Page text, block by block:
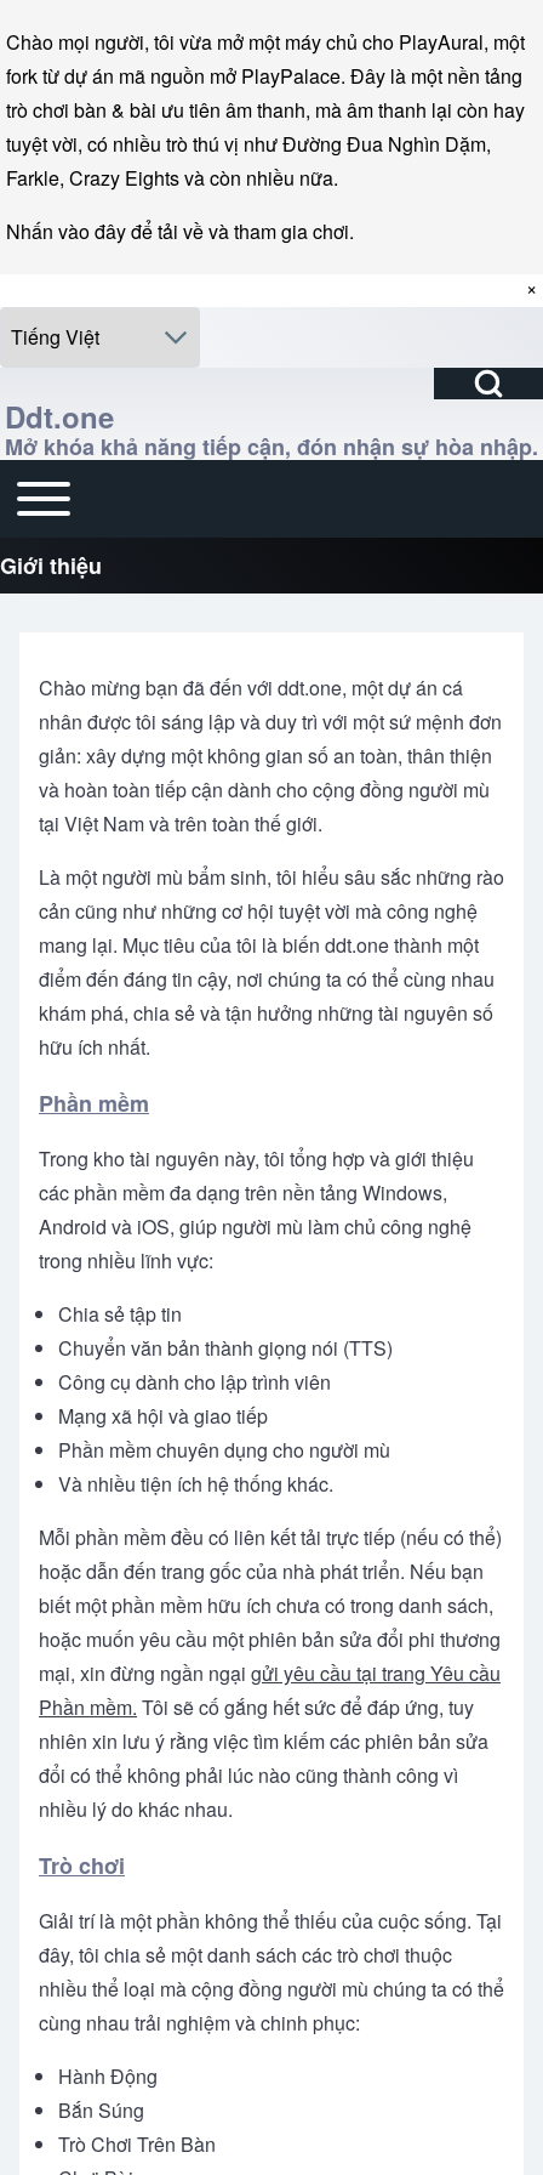
Chào mọi người, tôi vừa mở một máy chủ cho PlayAural, một
fork từ dự án mã nguồn mở PlayPalace. Đây là một nền tảng
trò chơi bàn & bài ưu tiên âm thanh, mà âm thanh lại còn hay
tuyệt vời, có nhiều trò thú vị như Đường Đua Nghìn Dặm,
Farkle, Crazy Eights và còn nhiều nữa.
Nhấn vào đây để tải về và tham gia chơi.
×
Select your language
Đóng tìm kiếm
Mở Khối Tìm
Ddt.one
Mở khóa khả năng tiếp cận, đón nhận sự hòa nhập.
Điều hướng chính
Đóng hoặc mở trình đơn chính
Giới thiệu
Chào mừng bạn đã đến với ddt.one, một dự án cá
nhân được tôi sáng lập và duy trì với một sứ mệnh đơn
giản: xây dựng một không gian số an toàn, thân thiện
và hoàn toàn tiếp cận dành cho cộng đồng người mù
tại Việt Nam và trên toàn thế giới.
Là một người mù bẩm sinh, tôi hiểu sâu sắc những rào
cản cũng như những cơ hội tuyệt vời mà công nghệ
mang lại. Mục tiêu của tôi là biến ddt.one thành một
điểm đến đáng tin cậy, nơi chúng ta có thể cùng nhau
khám phá, chia sẻ và tận hưởng những tài nguyên số
hữu ích nhất.
Phần mềm
Trong kho tài nguyên này, tôi tổng hợp và giới thiệu
các phần mềm đa dạng trên nền tảng Windows,
Android và iOS, giúp người mù làm chủ công nghệ
trong nhiều lĩnh vực:
Chia sẻ tập tin
Chuyển văn bản thành giọng nói (TTS)
Công cụ dành cho lập trình viên
Mạng xã hội và giao tiếp
Phần mềm chuyên dụng cho người mù
Và nhiều tiện ích hệ thống khác.
Mỗi phần mềm đều có liên kết tải trực tiếp (nếu có thể)
hoặc dẫn đến trang gốc của nhà phát triển. Nếu bạn
biết một phần mềm hữu ích chưa có trong danh sách,
hoặc muốn yêu cầu một phiên bản sửa đổi phi thương
mại, xin đừng ngần ngại gửi yêu cầu tại trang Yêu cầu
Phần mềm. Tôi sẽ cố gắng hết sức để đáp ứng, tuy
nhiên xin lưu ý rằng việc tìm kiếm các phiên bản sửa
đổi có thể không phải lúc nào cũng thành công vì
nhiều lý do khác nhau.
Trò chơi
Giải trí là một phần không thể thiếu của cuộc sống. Tại
đây, tôi chia sẻ một danh sách các trò chơi thuộc
nhiều thể loại mà cộng đồng người mù chúng ta có thể
cùng nhau trải nghiệm và chinh phục:
Hành Động
Bắn Súng
Trò Chơi Trên Bàn